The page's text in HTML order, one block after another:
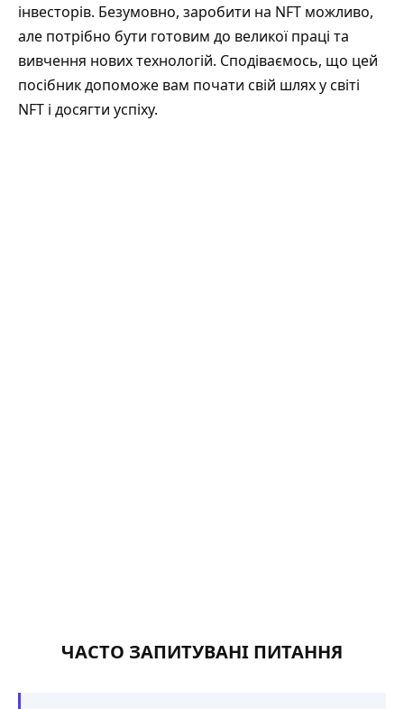
інвесторів. Безумовно, заробити на NFT можливо,
але потрібно бути готовим до великої праці та
вивчення нових технологій. Сподіваємось, що цей
посібник допоможе вам почати свій шлях у світі
NFT і досягти успіху.
ЧАСТО ЗАПИТУВАНІ ПИТАННЯ